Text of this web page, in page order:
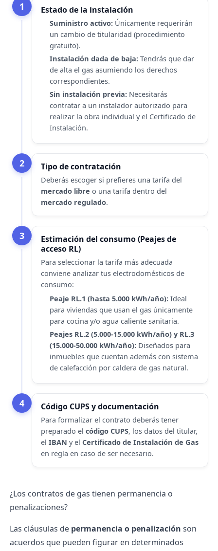
1 Estado de la instalación
Suministro activo: Únicamente requerirán
un cambio de titularidad (procedimiento
gratuito).
Instalación dada de baja: Tendrás que dar
de alta el gas asumiendo los derechos
correspondientes.
Sin instalación previa: Necesitarás
contratar a un instalador autorizado para
realizar la obra individual y el Certificado de
Instalación.
2 Tipo de contratación
Deberás escoger si prefieres una tarifa del
mercado libre o una tarifa dentro del
mercado regulado.
3
Estimación del consumo (Peajes de
acceso RL)
Para seleccionar la tarifa más adecuada
conviene analizar tus electrodomésticos de
consumo:
Peaje RL.1 (hasta 5.000 kWh/año): Ideal
para viviendas que usan el gas únicamente
para cocina y/o agua caliente sanitaria.
Peajes RL.2 (5.000-15.000 kWh/año) y RL.3
(15.000-50.000 kWh/año): Diseñados para
inmuebles que cuentan además con sistema
de calefacción por caldera de gas natural.
4 Código CUPS y documentación
Para formalizar el contrato deberás tener
preparado el código CUPS, los datos del titular,
el IBAN y el Certificado de Instalación de Gas
en regla en caso de ser necesario.
¿Los contratos de gas tienen permanencia o
penalizaciones?
Las cláusulas de permanencia o penalización son
acuerdos que pueden figurar en determinados